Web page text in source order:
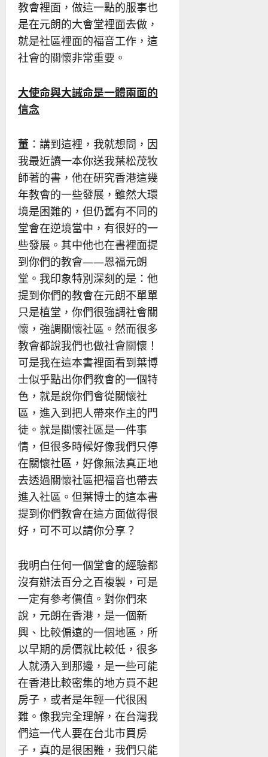
教會裡面，做這一點的服事也
是在元朗的大會堂裡面去做，
就是社區裡面的福音工作，這
社會的關懷非常重要。
大使命與大誡命是一體兩面的
信念
董 ：講到這裡，我就想問，因
我最近讀一本你送我葉松茂牧
師著的書，他在研究香港這幾
年教會的一些發展，雖然大環
境是困難的，但仍舊有不同的
堂會在逆境當中，有很好的一
些發展。其中他也在書裡面提
到你們的教會——恩福元朗
堂。我印象特別深刻的是：他
提到你們的教會在元朗不單單
只是植堂，你們很強調社會關
懷，強調關懷社區。然而很多
教會都說我們也做社會關懷！
可是我在這本書裡面看到葉博
士似乎點出你們教會的一個特
色，就是說你們會從關懷社
區，進入到把人帶來作主的門
徒。就是關懷社區是一件事
情，但很多時候好像我們只停
在關懷社區，好像無法真正地
去透過關懷社區把福音也帶去
進入社區。但葉博士的這本書
提到你們教會在這方面做得很
好，可不可以請你分享？
我明白任何一個堂會的經驗都
沒有辦法百分之百複製，可是
一定有參考價值。對你們來
說，元朗在香港，是一個新
興、比較偏遠的一個地區，所
以早期的房價就比較低，很多
人就湧入到那邊，是一些可能
在香港比較密集的地方買不起
房子，或者是年輕一代很困
難。像我完全理解，在台灣我
們這一代人要在台北市買房
子，真的是很困難，我們只能